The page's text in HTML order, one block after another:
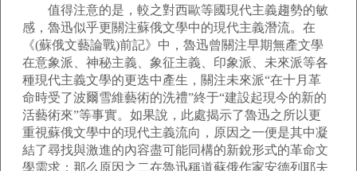
值得注意的是，較之對西歐等國現代主義趨勢的敏
感，魯迅似乎更關注蘇俄文學中的現代主義潛流。在
《(蘇俄文藝論戰)前記》中，魯迅曾關注早期無產文學
在意象派、神秘主義、象征主義、印象派、未來派等各
種現代主義文學的更迭中產生，關注未來派“在十月革
命時受了波爾雪維藝術的洗禮”終于“建設起現今的新的
活藝術來”等事實。如果說，此處揭示了魯迅之所以更
重視蘇俄文學中的現代主義流向，原因之一便是其中凝
結了尋找與激進的內容盡可能同構的新銳形式的革命文
學需求；那么原因之二在魯迅稱道蘇俄作家安德列耶夫